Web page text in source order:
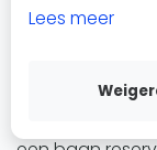
Lees meer
Insights
Join
Padel in
stad heeft 1
Of je nu een
je kunt padel